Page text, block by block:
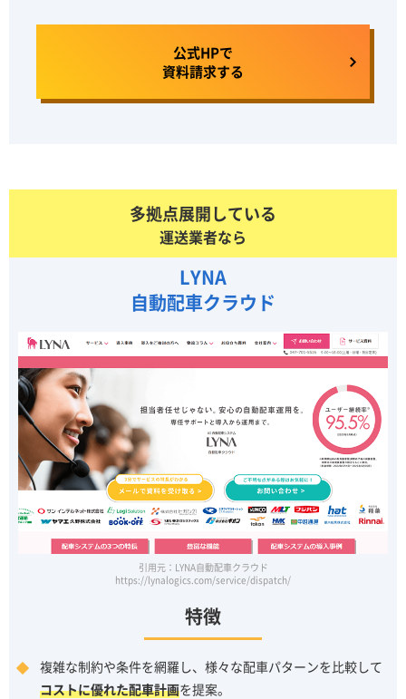
公式HPで
資料請求する
多拠点展開している
運送業者なら
LYNA
自動配車クラウド
引用元：LYNA自動配車クラウド
https://lynalogics.com/service/dispatch/
特徴
複雑な制約や条件を網羅し、様々な配車パターンを比較して
コストに優れた配車計画を提案。